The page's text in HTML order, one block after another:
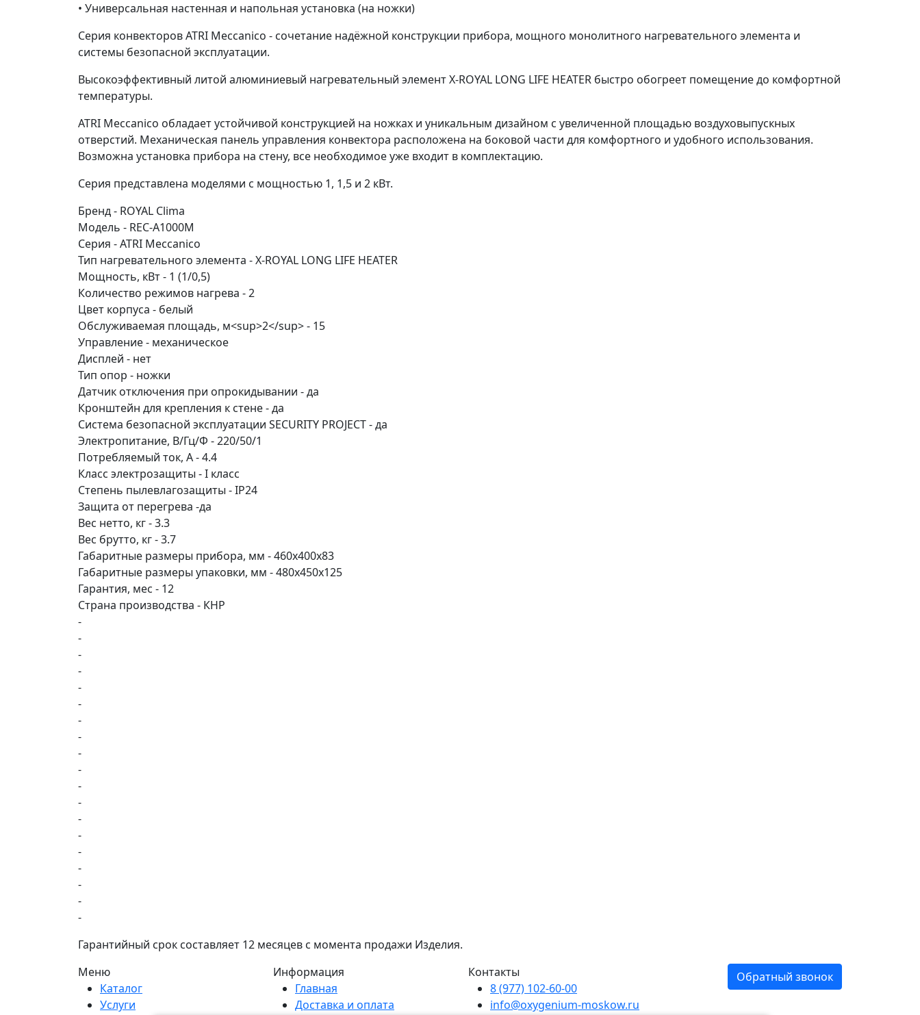
• Универсальная настенная и напольная установка (на ножки)
Серия конвекторов ATRI Meccanico - сочетание надёжной конструкции прибора, мощного монолитного нагревательного элемента и
системы безопасной эксплуатации.
Высокоэффективный литой алюминиевый нагревательный элемент X-ROYAL LONG LIFE HEATER быстро обогреет помещение до комфортной
температуры.
ATRI Meccanico обладает устойчивой конструкцией на ножках и уникальным дизайном с увеличенной площадью воздуховыпускных
отверстий. Механическая панель управления конвектора расположена на боковой части для комфортного и удобного использования.
Возможна установка прибора на стену, все необходимое уже входит в комплектацию.
Серия представлена моделями с мощностью 1, 1,5 и 2 кВт.
Бренд - ROYAL Clima
Модель - REC-A1000M
Серия - ATRI Meccanico
Тип нагревательного элемента - X-ROYAL LONG LIFE HEATER
Мощность, кВт - 1 (1/0,5)
Количество режимов нагрева - 2
Цвет корпуса - белый
Обслуживаемая площадь, м<sup>2</sup> - 15
Управление - механическое
Дисплей - нет
Тип опор - ножки
Датчик отключения при опрокидывании - да
Кронштейн для крепления к стене - да
Система безопасной эксплуатации SECURITY PROJECT - да
Электропитание, В/Гц/Ф - 220/50/1
Потребляемый ток, А - 4.4
Класс электрозащиты - I класс
Степень пылевлагозащиты - IP24
Защита от перегрева -да
Вес нетто, кг - 3.3
Вес брутто, кг - 3.7
Габаритные размеры прибора, мм - 460x400x83
Габаритные размеры упаковки, мм - 480x450x125
Гарантия, мес - 12
Страна производства - КНР
-
-
-
-
-
-
-
-
-
-
-
-
-
-
-
-
-
-
-
Гарантийный срок составляет 12 месяцев с момента продажи Изделия.
Меню
Каталог
Услуги
Информация
Главная
Доставка и оплата
Контакты
8 (977) 102-60-00
info@oxygenium-moskow.ru
Обратный звонок